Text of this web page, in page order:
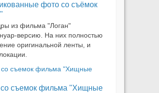
фото со съёмок
из фильма "Логан"
версию. На них полностью
оригинальной ленты, и
съемок фильма "Хищные